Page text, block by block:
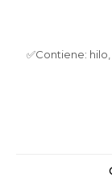
✅Contiene: